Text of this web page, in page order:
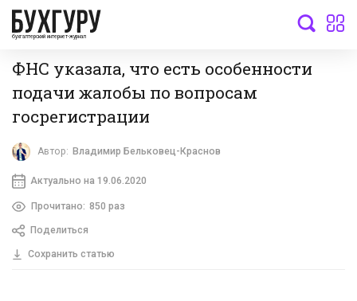
бухгалтерский интернет-журнал
ФНС указала, что есть особенности
подачи жалобы по вопросам
госрегистрации
Автор: Владимир Бельковец-Краснов
Актуально на 19.06.2020
Прочитано: 850 раз
Поделиться
Сохранить статью